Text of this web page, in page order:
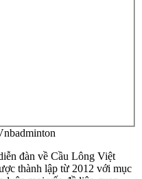
đàn về Cầu Lông Việt
thành lập từ 2012 với mục